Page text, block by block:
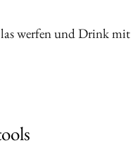
werfen und Drink